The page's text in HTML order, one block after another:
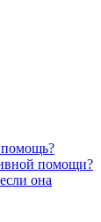
помощь?
помощи?
она